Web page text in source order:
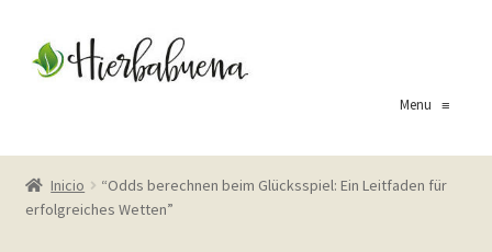
aal
Menu≡
Inicio
About Us
Inicio
“Odds berechnen beim Glücksspiel: Ein Leitfaden für
erfolgreiches Wetten”